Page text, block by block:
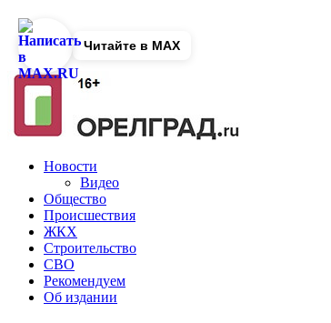
Новости
Видео
Общество
Происшествия
ЖКХ
Строительство
СВО
Рекомендуем
Об издании
Читайте в MAX